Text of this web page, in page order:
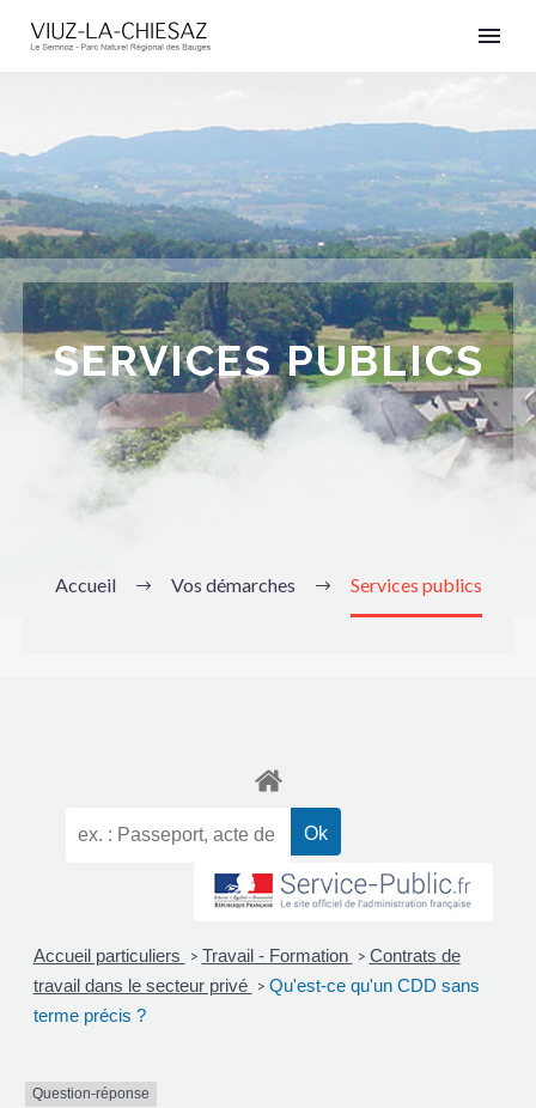
SERVICES PUBLICS
Accueil Vos démarches Services publics
Accueil particuliers > Travail - Formation > Contrats de
travail dans le secteur privé > Qu'est-ce qu'un CDD sans
terme précis ?
Question-réponse